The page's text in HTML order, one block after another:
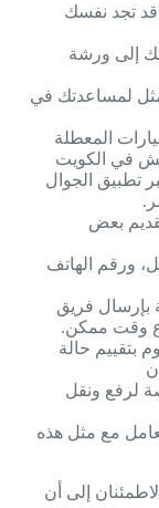
قد تجد نفسك
إلى ورشة
هي الحل الأمثل لمساعدتك في
السيارات المعطلة
في الكويت
تطبيق الجوال
إلى تقديم بعض
ورقم الهاتف
بإرسال فريق
وقت ممكن.
بتقييم حالة
لرفع ونقل
مع مثل هذه
إلى أن